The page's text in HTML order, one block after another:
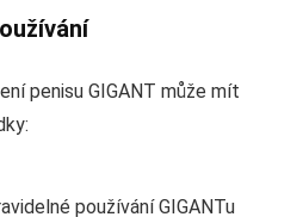
penisu GIGANT může mít
používání GIGANTu